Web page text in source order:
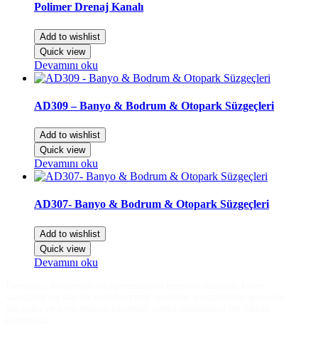
Polimer Drenaj Kanalı
Add to wishlist
Quick view
Devamını oku
AD309 – Banyo & Bodrum & Otopark Süzgeçleri
Add to wishlist
Quick view
Devamını oku
AD307- Banyo & Bodrum & Otopark Süzgeçleri
Add to wishlist
Quick view
Devamını oku